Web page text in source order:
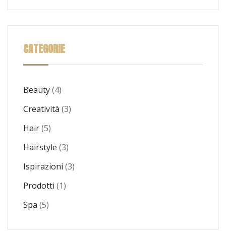
CATEGORIE
Beauty(4)
Creatività (3)
Hair(5)
Hairstyle (3)
Ispirazioni (3)
Prodotti (1)
Spa (5)